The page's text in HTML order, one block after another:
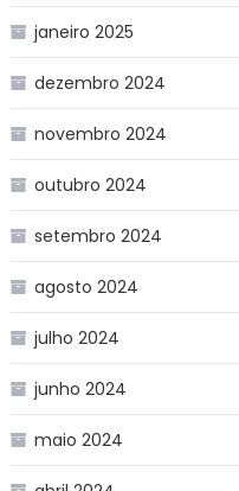
janeiro 2025
dezembro 2024
novembro 2024
outubro 2024
setembro 2024
agosto 2024
julho 2024
junho 2024
maio 2024